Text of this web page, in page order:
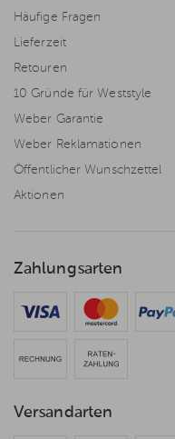
Häufige Fragen
Lieferzeit
Retouren
10 Gründe für Weststyle
Weber Garantie
Weber Reklamationen
Öffentlicher Wunschzettel
Aktionen
Zahlungsarten
Versandarten